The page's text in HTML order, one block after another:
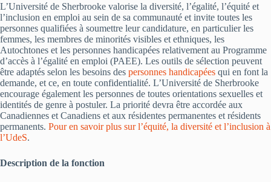
L’Université de Sherbrooke valorise la diversité, l’égalité, l’équité et
l’inclusion en emploi au sein de sa communauté et invite toutes les
personnes qualifiées à soumettre leur candidature, en particulier les
femmes, les membres de minorités visibles et ethniques, les
Autochtones et les personnes handicapées relativement au Programme
d’accès à l’égalité en emploi (PAEE). Les outils de sélection peuvent
être adaptés selon les besoins des personnes handicapées qui en font la
demande, et ce, en toute confidentialité. L’Université de Sherbrooke
encourage également les personnes de toutes orientations sexuelles et
identités de genre à postuler. La priorité devra être accordée aux
Canadiennes et Canadiens et aux résidentes permanentes et résidents
permanents. Pour en savoir plus sur l’équité, la diversité et l’inclusion à
l’UdeS.
Description de la fonction